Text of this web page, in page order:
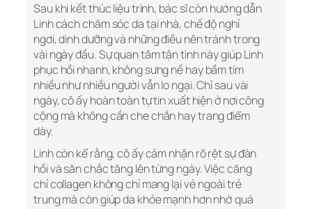
Sau khi kết thúc liệu trình, bác sĩ còn hướng dẫn
Linh cách chăm sóc da tại nhà, chế độ nghỉ
ngơi, dinh dưỡng và những điều nên tránh trong
vài ngày đầu. Sự quan tâm tận tình này giúp Linh
phục hồi nhanh, không sưng nề hay bầm tím
nhiều như nhiều người vẫn lo ngại. Chỉ sau vài
ngày, cô ấy hoàn toàn tự tin xuất hiện ở nơi công
cộng mà không cần che chắn hay trang điểm
dày.
Linh còn kể rằng, cô ấy cảm nhận rõ rệt sự đàn
hồi và săn chắc tăng lên từng ngày. Việc căng
chỉ collagen không chỉ mang lại vẻ ngoài trẻ
trung mà còn giúp da khỏe mạnh hơn nhờ quá